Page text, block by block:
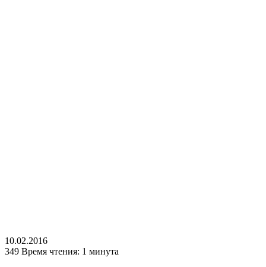
10.02.2016
349 Время чтения: 1 минута